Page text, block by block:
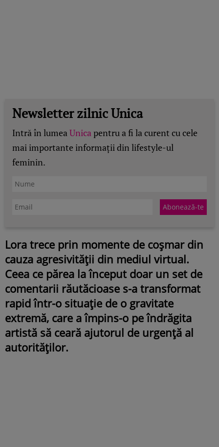
Newsletter zilnic Unica
Intră în lumeaUnicapentru a fi la curent cu cele
mai importante informații din lifestyle-ul
feminin.
Lora trece prin momente de coșmar din
cauza agresivității din mediul virtual.
Ceea ce părea la început doar un set de
comentarii răutăcioase s-a transformat
rapid într-o situație de o gravitate
extremă, care a împins-o pe îndrăgita
artistă să ceară ajutorul de urgență al
autorităților.